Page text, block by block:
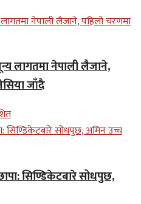
लागतमा नेपाली लैजाने,
जाँदै
सिण्डिकेटबारे सोधपुछ,